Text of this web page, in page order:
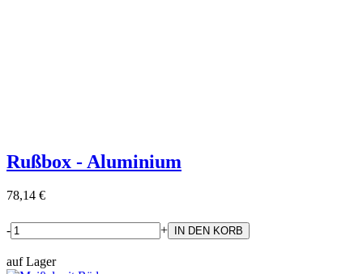
Rußbox - Aluminium
78,14 €
- +
auf Lager